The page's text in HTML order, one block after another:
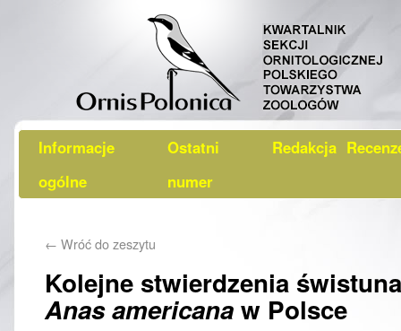
Informacje
ogólne
Ostatni
numer
Redakcja
← Wróć do zeszytu
Kolejne stwierdzenia
Anas americana w Polsce